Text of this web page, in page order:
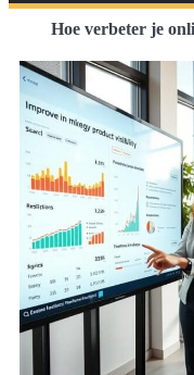
Hoe verbeter je